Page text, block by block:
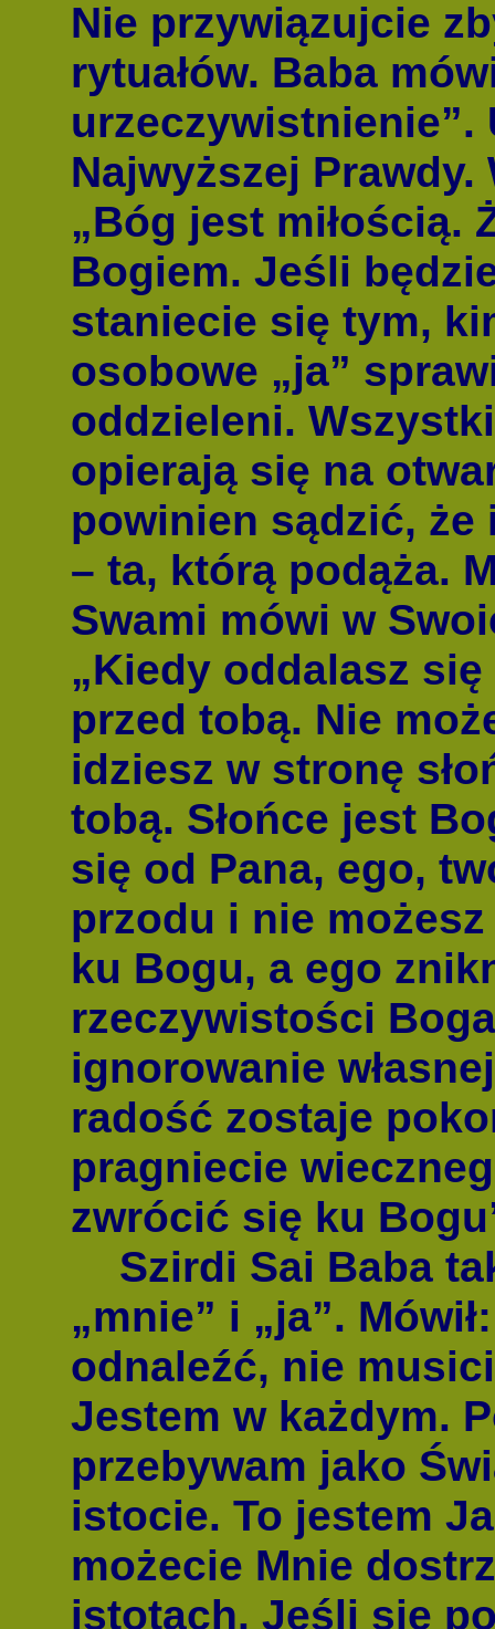
Nie przywiązujcie
rytuałów. Baba
urzeczywistnienie”.
Najwyższej
„Bóg jest miłością.
Bogiem. Jeśli
staniecie się tym,
osobowe „ja”
oddzieleni.
opierają się na
powinien sądzić,
– ta, którą podąża.
Swami mówi w
„Kiedy oddalasz
przed tobą. Nie
idziesz w stronę
tobą. Słońce jest
się od Pana, ego,
przodu i nie
ku Bogu, a ego
rzeczywistości
ignorowanie
radość zostaje
pragniecie
zwrócić się ku
Szirdi Sai Baba
„mnie” i „ja”.
odnaleźć, nie
Jestem w każdym.
przebywam jako
istocie. To jestem
możecie Mnie
istotach. Jeśli się